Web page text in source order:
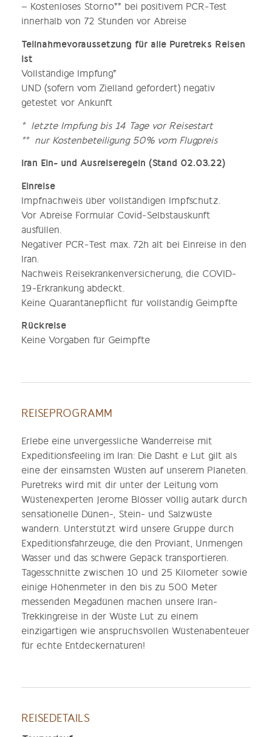
– Kostenloses Storno** bei positivem PCR-Test
innerhalb von 72 Stunden vor Abreise
Teilnahmevoraussetzung für alle Puretreks Reisen
ist
Vollständige Impfung*
UND (sofern vom Zielland gefordert) negativ
getestet vor Ankunft
* letzte Impfung bis 14 Tage vor Reisestart
** nur Kostenbeteiligung 50% vom Flugpreis
Iran Ein- und Ausreiseregeln (Stand 02.03.22)
Einreise
Impfnachweis über vollständigen Impfschutz.
Vor Abreise Formular Covid-Selbstauskunft
ausfüllen.
Negativer PCR-Test max. 72h alt bei Einreise in den
Iran.
Nachweis Reisekrankenversicherung, die COVID-
19-Erkrankung abdeckt.
Keine Quarantänepflicht für vollständig Geimpfte
Rückreise
Keine Vorgaben für Geimpfte
REISEPROGRAMM
Erlebe eine unvergessliche Wanderreise mit
Expeditionsfeeling im Iran: Die Dasht e Lut gilt als
eine der einsamsten Wüsten auf unserem Planeten.
Puretreks wird mit dir unter der Leitung vom
Wüstenexperten Jerome Blösser völlig autark durch
sensationelle Dünen-, Stein- und Salzwüste
wandern. Unterstützt wird unsere Gruppe durch
Expeditionsfahrzeuge, die den Proviant, Unmengen
Wasser und das schwere Gepäck transportieren.
Tagesschnitte zwischen 10 und 25 Kilometer sowie
einige Höhenmeter in den bis zu 500 Meter
messenden Megadünen machen unsere Iran-
Trekkingreise in der Wüste Lut zu einem
einzigartigen wie anspruchsvollen Wüstenabenteuer
für echte Entdeckernaturen!
REISEDETAILS